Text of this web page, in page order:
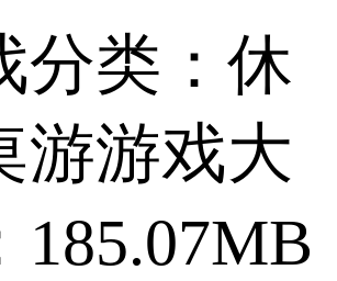
分类：休
游游戏大
185.07MB